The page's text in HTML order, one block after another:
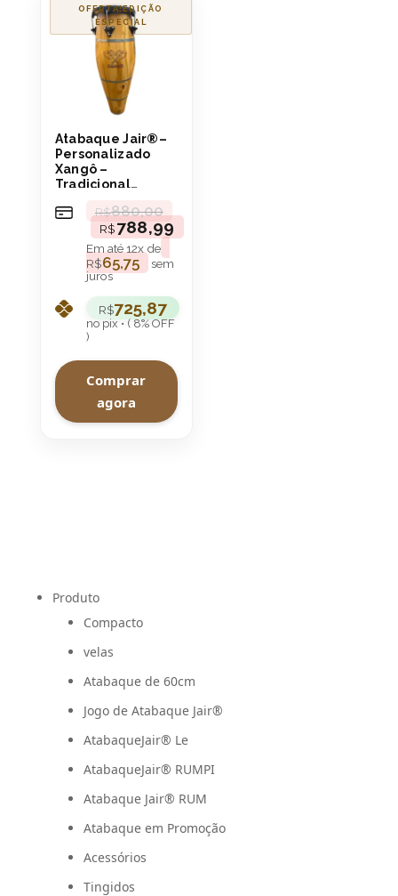
OFERTA!
Atabaque Jair®–
Personalizado
Xangô –
Tradicional
boca 9″ Aro
Confortável
R$880,00
R$788,99
Em até12x de
R$65,75
sem
juros
R$725,87
no pix • ( 8% OFF
)
Comprar
agora
Produto
Compacto
velas
Atabaque de 60cm
Jogo de Atabaque Jair®
AtabaqueJair® Le
AtabaqueJair® RUMPI
Atabaque Jair® RUM
Atabaque em Promoção
Acessórios
Tingidos